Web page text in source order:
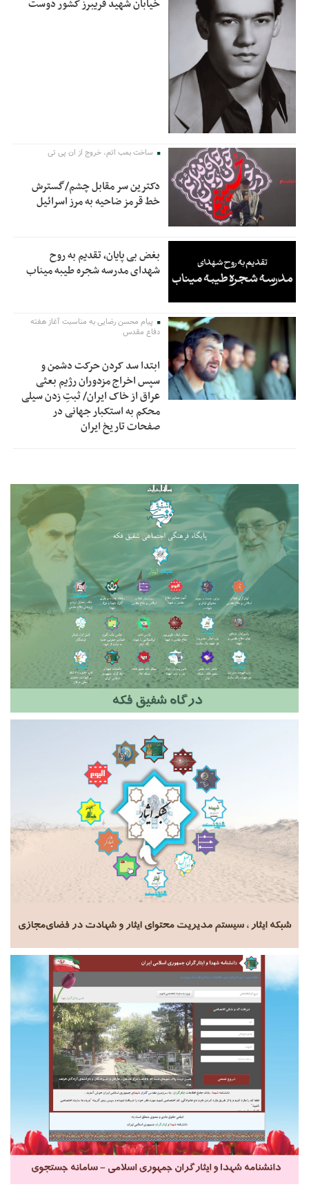
خیابان شهید فریبرز کشور دوست
ساخت بمب اتم، خروج از ان پی تی
دکترین سر مقابل چشم/گسترش
خط قرمز ضاحیه به مرز اسرائیل
بغض بی پایان، تقدیم به روح
شهدای مدرسه شجره طیبه میناب
پیام محسن رضایی به مناسبت آغاز هفته
دفاع مقدس
ابتدا سد کردن حرکت دشمن و
سپس اخراج مزدوران رژیم بعثی
عراق از خاک ایران/ ثبتِ زدن سیلی
محکم به استکبار جهانی در
صفحات تاریخ ایران